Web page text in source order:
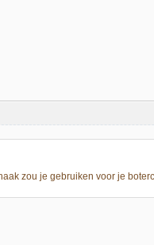
zou je gebruiken voor je